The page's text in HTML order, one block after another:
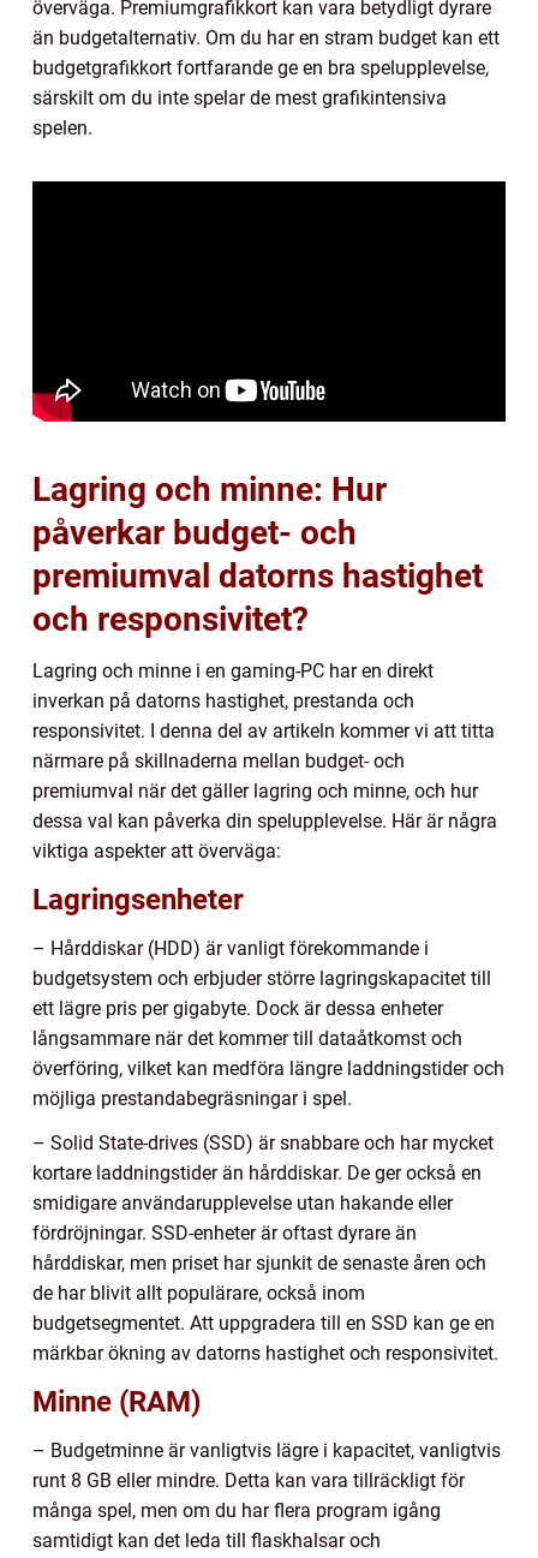
överväga. Premiumgrafikkort kan vara betydligt dyrare
än budgetalternativ. Om du har en stram budget kan ett
budgetgrafikkort fortfarande ge en bra spelupplevelse,
särskilt om du inte spelar de mest grafikintensiva
spelen.
Lagring och minne: Hur
påverkar budget- och
premiumval datorns hastighet
och responsivitet?
Lagring och minne i en gaming-PC har en direkt
inverkan på datorns hastighet, prestanda och
responsivitet. I denna del av artikeln kommer vi att titta
närmare på skillnaderna mellan budget- och
premiumval när det gäller lagring och minne, och hur
dessa val kan påverka din spelupplevelse. Här är några
viktiga aspekter att överväga:
Lagringsenheter
– Hårddiskar (HDD) är vanligt förekommande i
budgetsystem och erbjuder större lagringskapacitet till
ett lägre pris per gigabyte. Dock är dessa enheter
långsammare när det kommer till dataåtkomst och
överföring, vilket kan medföra längre laddningstider och
möjliga prestandabegräsningar i spel.
– Solid State-drives (SSD) är snabbare och har mycket
kortare laddningstider än hårddiskar. De ger också en
smidigare användarupplevelse utan hakande eller
fördröjningar. SSD-enheter är oftast dyrare än
hårddiskar, men priset har sjunkit de senaste åren och
de har blivit allt populärare, också inom
budgetsegmentet. Att uppgradera till en SSD kan ge en
märkbar ökning av datorns hastighet och responsivitet.
Minne (RAM)
– Budgetminne är vanligtvis lägre i kapacitet, vanligtvis
runt 8 GB eller mindre. Detta kan vara tillräckligt för
många spel, men om du har flera program igång
samtidigt kan det leda till flaskhalsar och